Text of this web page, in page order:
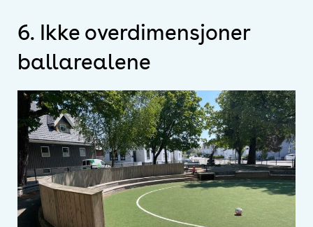
6. Ikke overdimensjoner
ballarealene